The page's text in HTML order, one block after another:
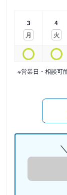
3
月
4
火
※営業日・相談可